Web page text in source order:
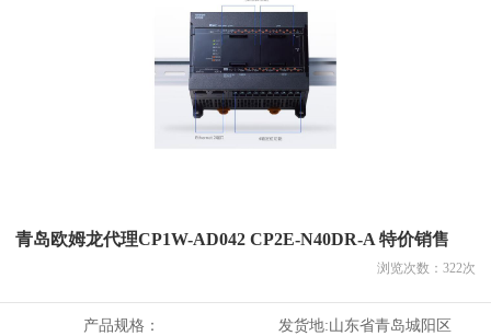
青岛欧姆龙代理CP1W-AD042 CP2E-N40DR-A 特价销售
浏览次数： 322次
产品规格： 发货地:山东省青岛城阳区